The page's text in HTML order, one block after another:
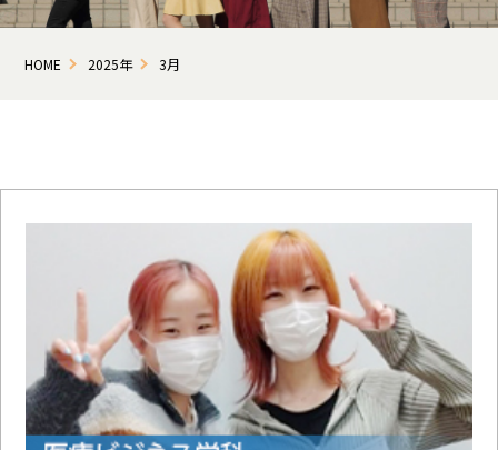
HOME 2025年 3月